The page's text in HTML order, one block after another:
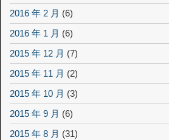
2016 年 2 月 (6)
2016 年 1 月 (6)
2015 年 12 月 (7)
2015 年 11 月 (2)
2015 年 10 月 (3)
2015 年 9 月 (6)
2015 年 8 月 (31)